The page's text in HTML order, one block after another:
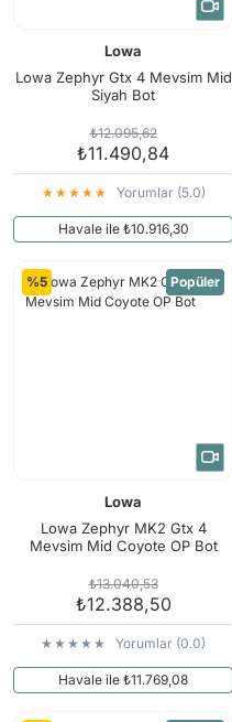
Lowa
Lowa Zephyr Gtx 4 Mevsim Mid
Siyah Bot
₺12.095,62
₺11.490,84
Yorumlar (5.0)
Havale ile ₺10.916,30
%5 Popüler
Lowa
Lowa Zephyr MK2 Gtx 4
Mevsim Mid Coyote OP Bot
₺13.040,53
₺12.388,50
Yorumlar (0.0)
Havale ile ₺11.769,08